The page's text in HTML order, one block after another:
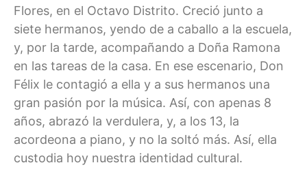
Flores, en el Octavo Distrito. Creció junto a
siete hermanos, yendo de a caballo a la escuela,
y, por la tarde, acompañando a Doña Ramona
en las tareas de la casa. En ese escenario, Don
Félix le contagió a ella y a sus hermanos una
gran pasión por la música. Así, con apenas 8
años, abrazó la verdulera, y, a los 13, la
acordeona a piano, y no la soltó más. Así, ella
custodia hoy nuestra identidad cultural.